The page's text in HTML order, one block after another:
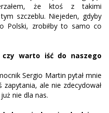
że ktoś z takimi
szczeblu. Niejeden, gdyby
Polski, zrobiłby to samo co
warto iść do naszego
Sergio Martin pytał mnie
ale nie zdecydował
nie dla nas.